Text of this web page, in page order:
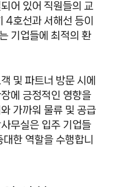
어 있어 직원들의 교
4호선과 서해선 등이
기업들에 최적의 환
및 파트너 방문 시에
에 긍정적인 영향을
가까워 물류 및 공급
무실은 입주 기업들
한 역할을 수행합니